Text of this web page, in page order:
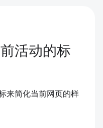
活动的标
来简化当前网页的样